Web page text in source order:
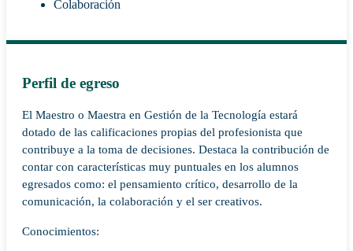
Colaboración
Perfil de egreso
El Maestro o Maestra en Gestión de la Tecnología estará
dotado de las calificaciones propias del profesionista que
contribuye a la toma de decisiones. Destaca la contribución de
contar con características muy puntuales en los alumnos
egresados como: el pensamiento crítico, desarrollo de la
comunicación, la colaboración y el ser creativos.
Conocimientos: